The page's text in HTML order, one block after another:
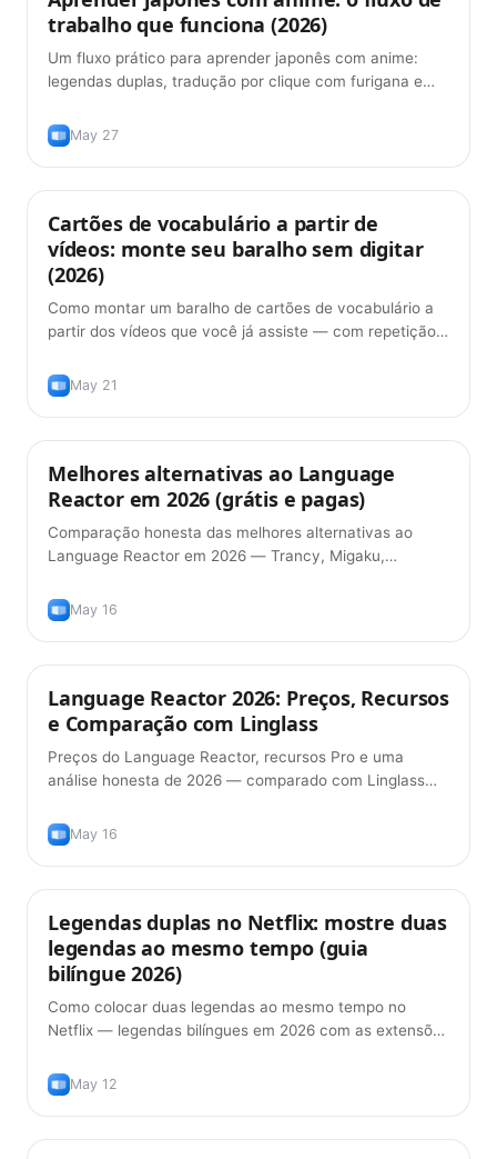
trabalho que funciona (2026)
Um fluxo prático para aprender japonês com anime:
legendas duplas, tradução por clique com furigana e
May 27
Produto
Cartões de vocabulário a partir de
vídeos: monte seu baralho sem digitar
(2026)
Como montar um baralho de cartões de vocabulário a
partir dos vídeos que você já assiste — com repetição
May 21
Dicas
Melhores alternativas ao Language
Reactor em 2026 (grátis e pagas)
Comparação honesta das melhores alternativas ao
Language Reactor em 2026 — Trancy, Migaku,
delas se encaixa no seu fluxo.
May 16
Dicas
Language Reactor 2026: Preços, Recursos
e Comparação com Linglass
Preços do Language Reactor, recursos Pro e uma
análise honesta de 2026 — comparado com Linglass
flashcards.
May 16
Dicas
Legendas duplas no Netflix: mostre duas
legendas ao mesmo tempo (guia
bilíngue 2026)
Como colocar duas legendas ao mesmo tempo no
Netflix — legendas bilíngues em 2026 com as extensões
certa de usá-las para realmente aprender o idioma.
May 12